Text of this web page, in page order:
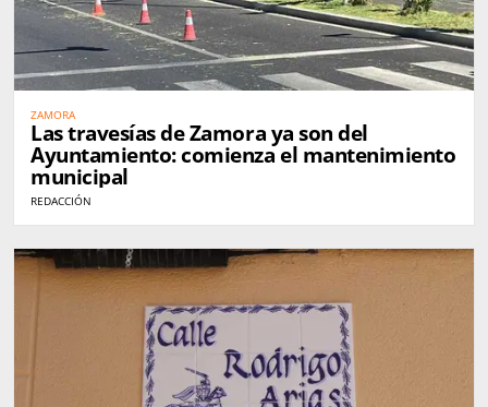
ZAMORA
Las travesías de Zamora ya son del
Ayuntamiento: comienza el mantenimiento
municipal
REDACCIÓN